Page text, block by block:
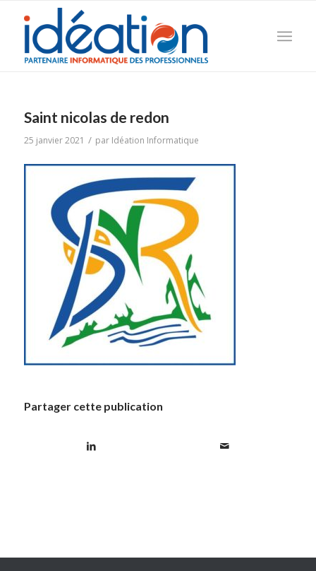
Saint nicolas de redon
25 janvier 2021 / par Idéation Informatique
Partager cette publication